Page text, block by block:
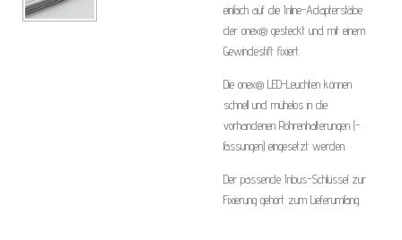
einfach auf die Inline-Adapterstäbe
der onex® gesteckt und mit einem
Gewindestift fixiert.
Die onex® LED-Leuchten können
schnell und mühelos in die
vorhandenen Röhrenhalterungen (-
fassungen) eingesetzt werden.
Der passende Inbus-Schlüssel zur
Fixierung gehört zum Lieferumfang.